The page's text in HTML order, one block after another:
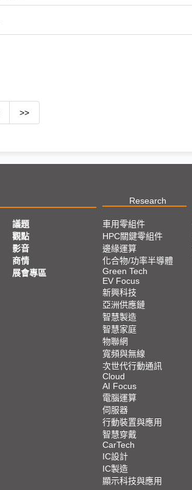
>>
Research
議題
觀點
影音
商情
展會專區
車用零組件
HPC關鍵零組件
邊緣運算
化合物/功率半導體
Green Tech
EV Focus
新興科技
亞洲供應鏈
智慧製造
智慧家庭
物聯網
寬頻與無線
次世代行動通訊
Cloud
AI Focus
電腦運算
伺服器
行動裝置與應用
智慧穿戴
CarTech
IC設計
IC製造
顯示科技與應用